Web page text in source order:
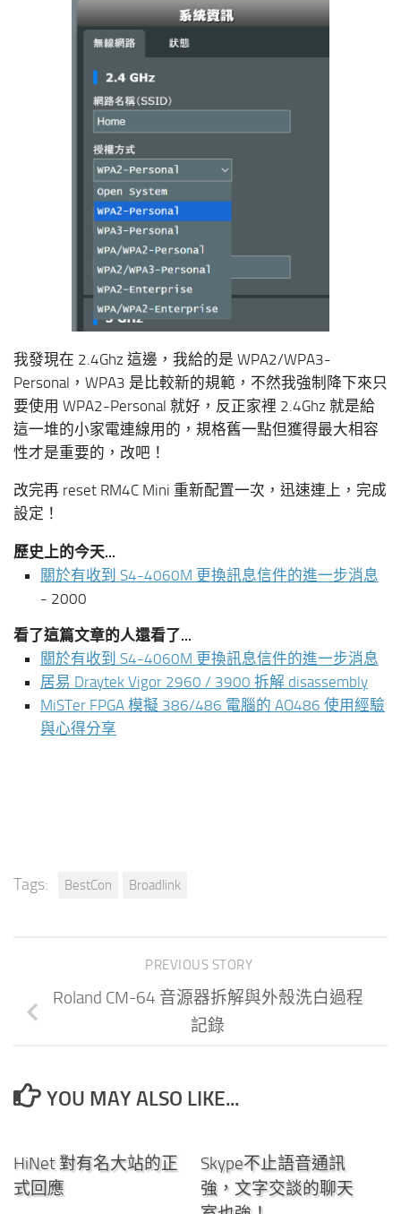
我發現在 2.4Ghz 這邊，我給的是 WPA2/WPA3-
Personal，WPA3 是比較新的規範，不然我強制降下來只
要使用 WPA2-Personal 就好，反正家裡 2.4Ghz 就是給
這一堆的小家電連線用的，規格舊一點但獲得最大相容
性才是重要的，改吧！
改完再 reset RM4C Mini 重新配置一次，迅速連上，完成
設定！
歷史上的今天...
關於有收到 S4-4060M 更換訊息信件的進一步消息
- 2000
看了這篇文章的人還看了...
關於有收到 S4-4060M 更換訊息信件的進一步消息
居易 Draytek Vigor 2960 / 3900 拆解 disassembly
MiSTer FPGA 模擬 386/486 電腦的 AO486 使用經驗
與心得分享
Tags: BestCon Broadlink
PREVIOUS STORY
Roland CM-64 音源器拆解與外殼洗白過程
記錄
YOU MAY ALSO LIKE...
HiNet 對有名大站的正
式回應
Skype不止語音通訊
強，文字交談的聊天